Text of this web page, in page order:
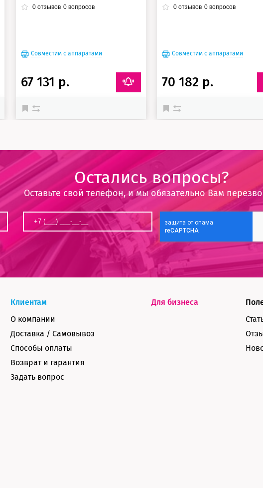
0отзывов 0вопросов
Совместим с аппаратами
67 131 р.
0 отзывов 0 вопросов
Совместим с аппаратами
70 182 р.
Остались вопросы?
Оставьте свой телефон, и мы обязательно Вам
Клиентам
О компании
Доставка / Самовывоз
Способы оплаты
Возврат и гарантия
Задать вопрос
Для бизнеса